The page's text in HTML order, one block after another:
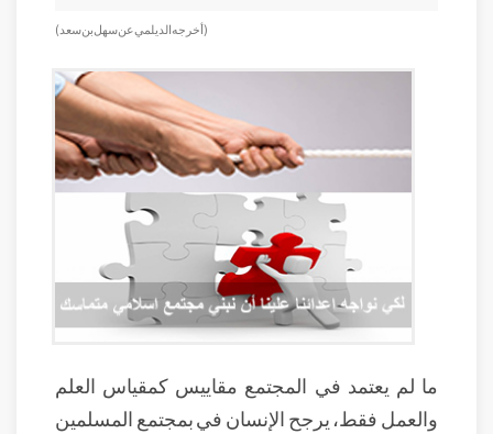
( أخرجه الديلمي عن سهل بن سعد)
ما لم يعتمد في المجتمع مقاييس كمقياس العلم
والعمل فقط، يرجح الإنسان في بمجتمع المسلمين